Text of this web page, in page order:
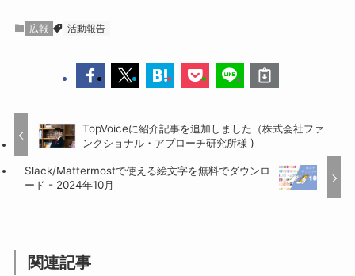
広報 活動報告
TopVoiceに紹介記事を追加しました（株式会社ファ
ンクショナル・アプローチ研究所様 )
Slack/Mattermostで使える絵文字を無料でダウンロ
ード - 2024年10月
関連記事